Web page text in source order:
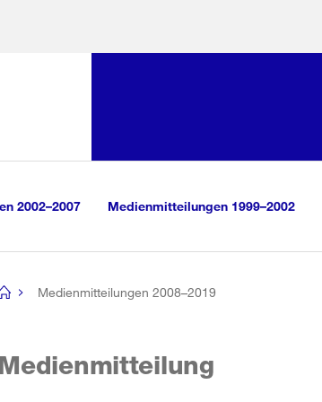
2002–2007 Medienmitteilungen 1999–2002
Medienmitteilungen 2008–2019